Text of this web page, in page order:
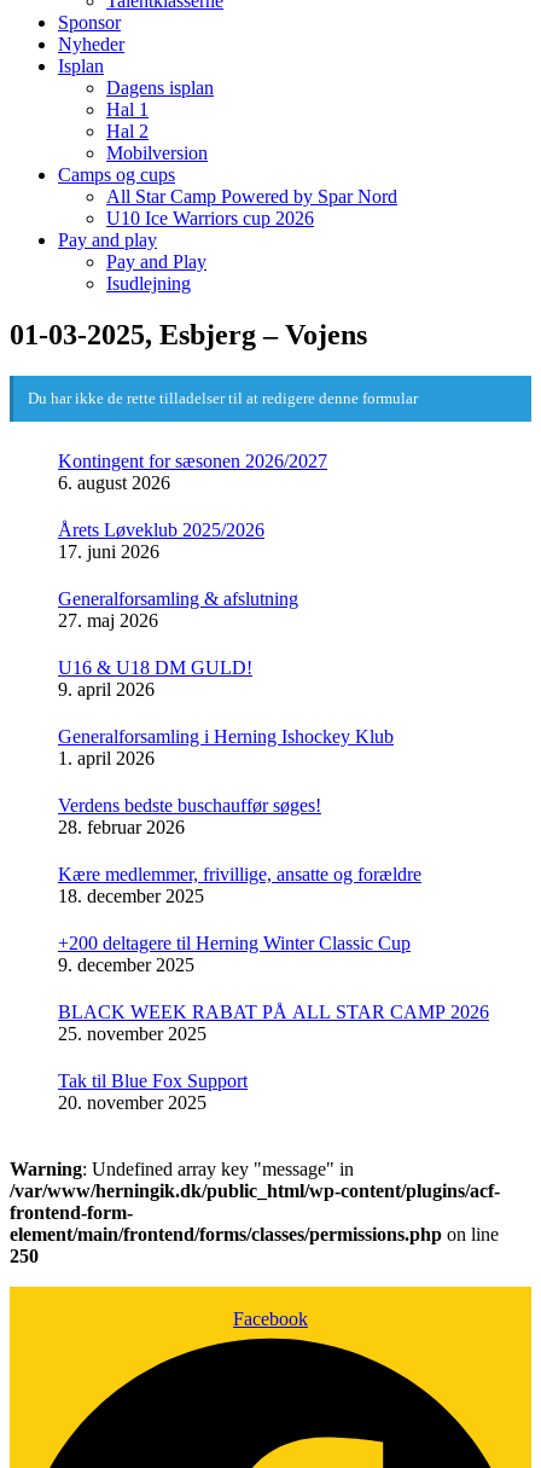
Sponsor
Nyheder
Isplan
Dagens isplan
Hal 1
Hal 2
Mobilversion
Camps og cups
All Star Camp Powered by Spar Nord
U10 Ice Warriors cup 2026
Pay and play
Pay and Play
Isudlejning
01-03-2025, Esbjerg – Vojens
Du har ikke de rette tilladelser til at redigere denne formular
Kontingent for sæsonen 2026/2027
6. august 2026
Årets Løveklub 2025/2026
17. juni 2026
Generalforsamling & afslutning
27. maj 2026
U16 & U18 DM GULD!
9. april 2026
Generalforsamling i Herning Ishockey Klub
1. april 2026
Verdens bedste buschauffør søges!
28. februar 2026
Kære medlemmer, frivillige, ansatte og forældre
18. december 2025
+200 deltagere til Herning Winter Classic Cup
9. december 2025
BLACK WEEK RABAT PÅ ALL STAR CAMP 2026
25. november 2025
Tak til Blue Fox Support
20. november 2025
Warning: Undefined array key "message" in
/var/www/herningik.dk/public_html/wp-content/plugins/acf-
frontend-form-
element/main/frontend/forms/classes/permissions.php on line
250
Facebook